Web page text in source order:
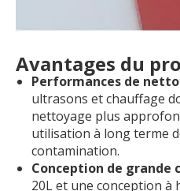
Avantages du
Performances de
ultrasons et chauffage
nettoyage plus
utilisation à long terme
contamination.
Conception de grande
20L et une conception à